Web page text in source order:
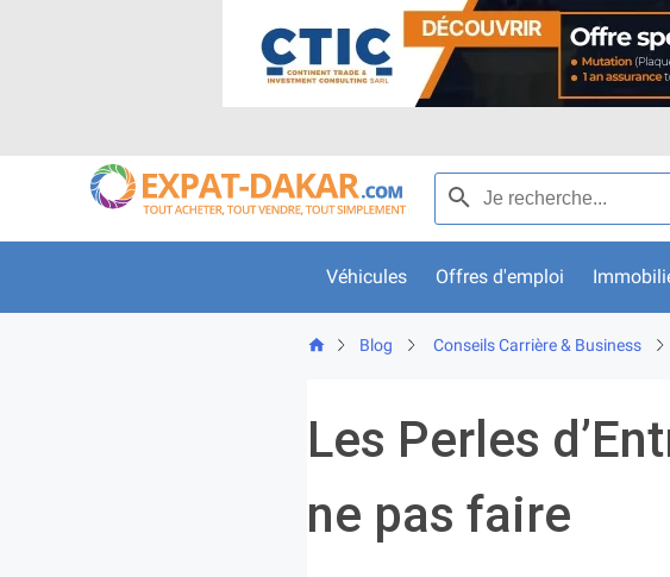
Recherche par texte
Véhicules Offres d'emploi
Blog Conseils Carrière & Business
Les Perles
ne pas faire